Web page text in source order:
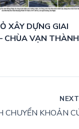
XÂY DỰNG GIAI
CHÙA VẠN THÀNH
NEXT